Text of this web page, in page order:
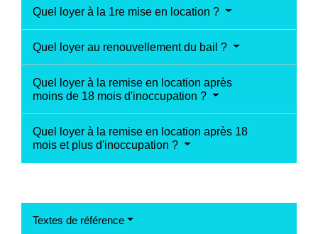
Quel loyer à la 1re mise en location ?
Quel loyer au renouvellement du bail ?
Quel loyer à la remise en location après
moins de 18 mois d'inoccupation ?
Quel loyer à la remise en location après 18
mois et plus d'inoccupation ?
Textes de référence